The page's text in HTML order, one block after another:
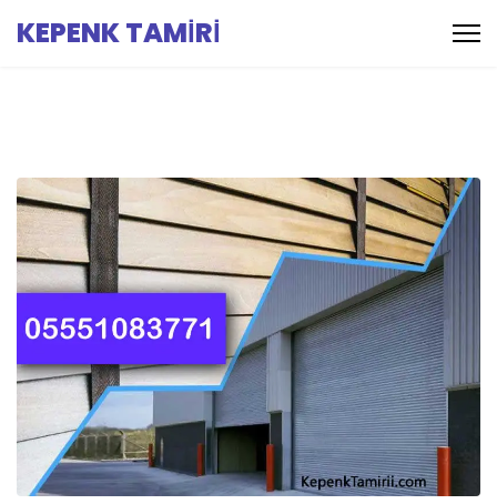
KEPENK TAMİRİ